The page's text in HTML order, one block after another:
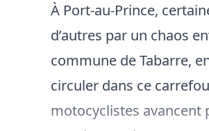
À Port-au-Prince,
d’autres par un chaos
commune de Tabarre,
circuler dans ce
motocyclistes avancent